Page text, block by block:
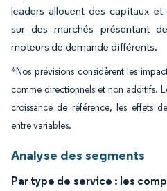
leaders allouent des capitaux
sur des marchés présentant
moteurs de demande différents.
*Nos prévisions considèrent les
comme directionnels et non additifs.
croissance de référence, les effets
entre variables.
Analyse des segments
Par type de service : les